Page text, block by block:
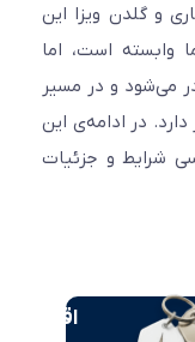
ویزا این
اما
و در مسیر
این
و جزئیات
اقامت